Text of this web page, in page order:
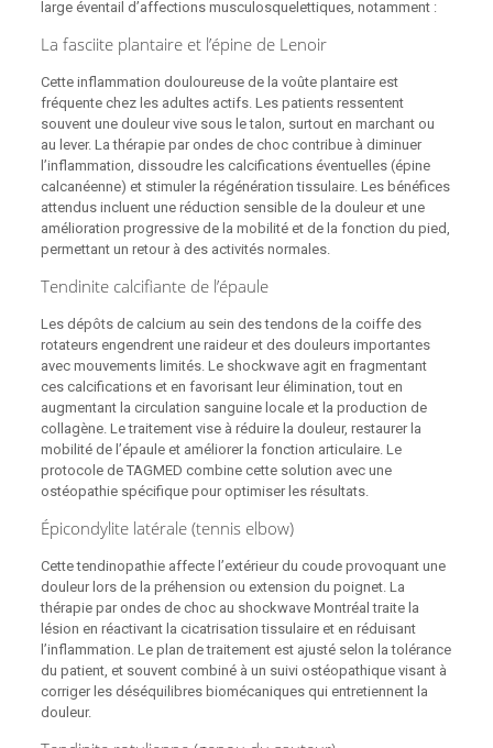
large éventail d’affections musculosquelettiques, notamment :
La fasciite plantaire et l’épine de Lenoir
Cette inflammation douloureuse de la voûte plantaire est
fréquente chez les adultes actifs. Les patients ressentent
souvent une douleur vive sous le talon, surtout en marchant ou
au lever. La thérapie par ondes de choc contribue à diminuer
l’inflammation, dissoudre les calcifications éventuelles (épine
calcanéenne) et stimuler la régénération tissulaire. Les bénéfices
attendus incluent une réduction sensible de la douleur et une
amélioration progressive de la mobilité et de la fonction du pied,
permettant un retour à des activités normales.
Tendinite calcifiante de l’épaule
Les dépôts de calcium au sein des tendons de la coiffe des
rotateurs engendrent une raideur et des douleurs importantes
avec mouvements limités. Le shockwave agit en fragmentant
ces calcifications et en favorisant leur élimination, tout en
augmentant la circulation sanguine locale et la production de
collagène. Le traitement vise à réduire la douleur, restaurer la
mobilité de l’épaule et améliorer la fonction articulaire. Le
protocole de TAGMED combine cette solution avec une
ostéopathie spécifique pour optimiser les résultats.
Épicondylite latérale (tennis elbow)
Cette tendinopathie affecte l’extérieur du coude provoquant une
douleur lors de la préhension ou extension du poignet. La
thérapie par ondes de choc au shockwave Montréal traite la
lésion en réactivant la cicatrisation tissulaire et en réduisant
l’inflammation. Le plan de traitement est ajusté selon la tolérance
du patient, et souvent combiné à un suivi ostéopathique visant à
corriger les déséquilibres biomécaniques qui entretiennent la
douleur.